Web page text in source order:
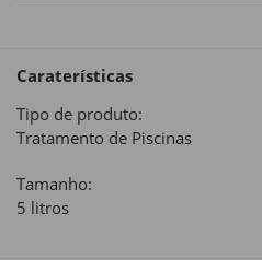
Caraterísticas
Tipo de produto:
Tratamento de Piscinas
Tamanho:
5 litros